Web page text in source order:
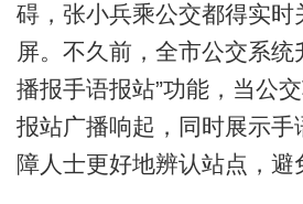
碍，张小兵乘公交都得实时
屏。不久前，全市公交系统
播报手语报站”功能，当公
报站广播响起，同时展示手
障人士更好地辨认站点，避